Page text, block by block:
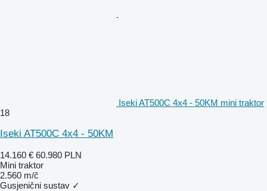
Iseki AT500C 4x4 - 50KM mini traktor
18
Iseki AT500C 4x4 - 50KM
14.160 € 60.980 PLN
Mini traktor
2.560 m/č
Gusjenični sustav ✓